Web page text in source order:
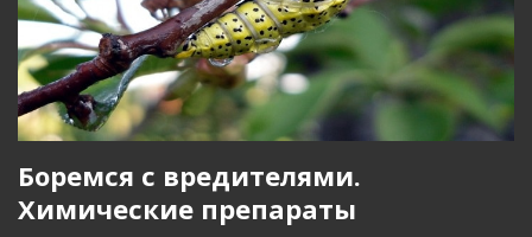
Боремся с вредителями.
Химические препараты